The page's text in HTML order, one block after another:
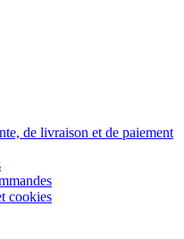
de livraison et de paiement
cookies